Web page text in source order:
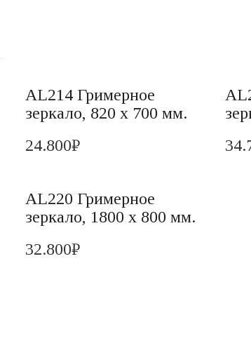
AL214 Гримерное
зеркало, 820 х 700 мм.
24.800₽
AL220 Гримерное
зеркало, 1800 х 800 мм.
32.800₽